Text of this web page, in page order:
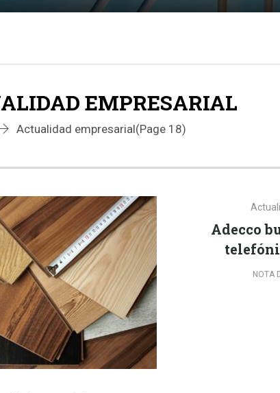
EMPRESARIAL
Actualidad empresarial(Page 18)
Adecco
NOTA